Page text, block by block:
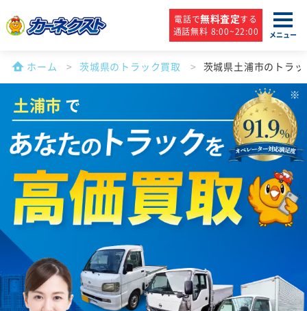
電話で無料査定する
通話無料 8:00~22:00
メニュー
ホーム 茨城県のトラック買取 茨城県土浦市のトラ
土浦市 で